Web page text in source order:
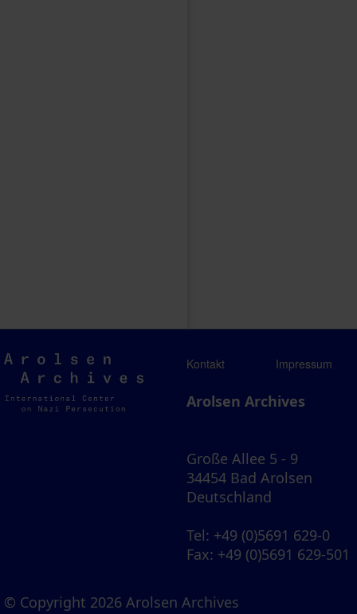
Arolsen
Archives
Kontakt Impressum
Arolsen Archives
Große Allee 5 - 9
34454 Bad Arolsen
Deutschland
Tel: +49 (0)5691 629-0
Fax: +49 (0)5691 629-501
© Copyright 2026 Arolsen Archives